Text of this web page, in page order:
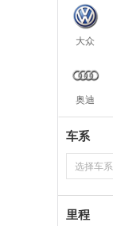
大众
奥迪
车系
选择车系
里程